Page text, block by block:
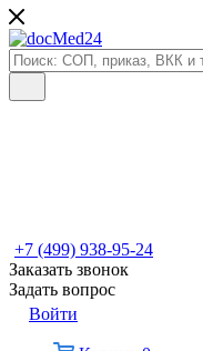
+7 (499) 938-95-24
Заказать звонок
Задать вопрос
Войти